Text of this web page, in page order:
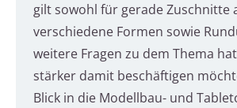
gilt sowohl für gerade Zuschnitte
verschiedene Formen sowie
weitere Fragen zu dem Thema
stärker damit beschäftigen
Blick in die Modellbau- und